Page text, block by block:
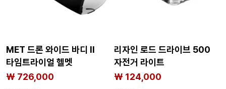
MET 드론 와이드 바디 II
타임트라이얼 헬멧
3142227709
₩ 726,000
리자인 로드 드라이브 500
자전거 라이트
3143423709
₩ 124,000